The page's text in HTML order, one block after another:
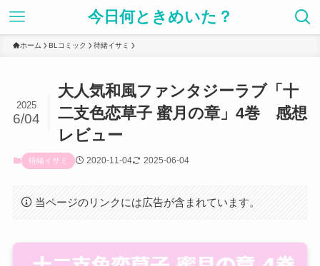
今日何ときめいた？
ホーム BLコミック 待緒イサミ
大人気和風ファンタジーラブ「十
二支色恋草子 蜜月の章」4巻 感想
レビュー
2025
6/04
待緒イサミ 2020-11-04 2025-06-04
当ページのリンクには広告が含まれています。